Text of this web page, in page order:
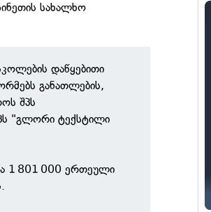
სახალხო
დაწყებითი
განათლების,
შპს
"გლორი ტექსტილი
1 801 000 ერთეული